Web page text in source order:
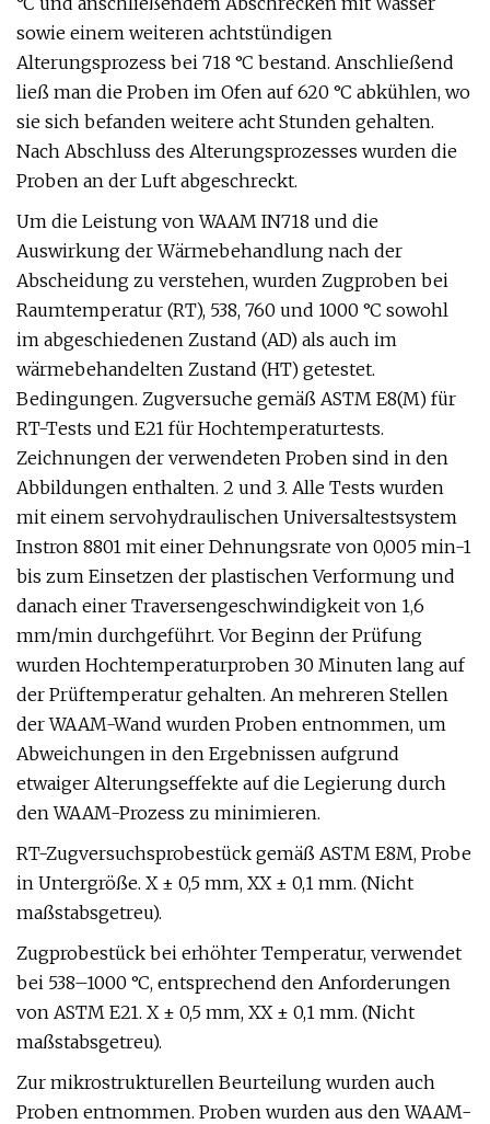
sowie einem weiteren achtstündigen
Alterungsprozess bei 718 °C bestand. Anschließend
ließ man die Proben im Ofen auf 620 °C abkühlen, wo
sie sich befanden weitere acht Stunden gehalten.
Nach Abschluss des Alterungsprozesses wurden die
Proben an der Luft abgeschreckt.
Um die Leistung von WAAM IN718 und die
Auswirkung der Wärmebehandlung nach der
Abscheidung zu verstehen, wurden Zugproben bei
Raumtemperatur (RT), 538, 760 und 1000 °C sowohl
im abgeschiedenen Zustand (AD) als auch im
wärmebehandelten Zustand (HT) getestet.
Bedingungen. Zugversuche gemäß ASTM E8(M) für
RT-Tests und E21 für Hochtemperaturtests.
Zeichnungen der verwendeten Proben sind in den
Abbildungen enthalten. 2 und 3. Alle Tests wurden
mit einem servohydraulischen Universaltestsystem
Instron 8801 mit einer Dehnungsrate von 0,005 min-1
bis zum Einsetzen der plastischen Verformung und
danach einer Traversengeschwindigkeit von 1,6
mm/min durchgeführt. Vor Beginn der Prüfung
wurden Hochtemperaturproben 30 Minuten lang auf
der Prüftemperatur gehalten. An mehreren Stellen
der WAAM-Wand wurden Proben entnommen, um
Abweichungen in den Ergebnissen aufgrund
etwaiger Alterungseffekte auf die Legierung durch
den WAAM-Prozess zu minimieren.
RT-Zugversuchsprobestück gemäß ASTM E8M, Probe
in Untergröße. X ± 0,5 mm, XX ± 0,1 mm. (Nicht
maßstabsgetreu).
Zugprobestück bei erhöhter Temperatur, verwendet
bei 538–1000 °C, entsprechend den Anforderungen
von ASTM E21. X ± 0,5 mm, XX ± 0,1 mm. (Nicht
maßstabsgetreu).
Zur mikrostrukturellen Beurteilung wurden auch
Proben entnommen. Proben wurden aus den WAAM-